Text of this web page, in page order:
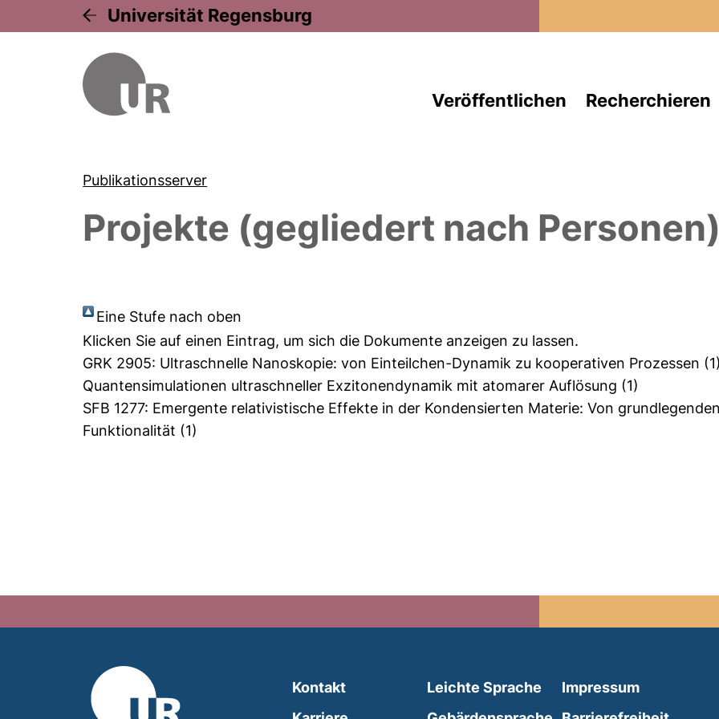
Universität Regensburg
Veröffentlichen Recherchieren
Publikationsserver
Projekte (gegliedert nach Personen)
Eine Stufe nach oben
Klicken Sie auf einen Eintrag, um sich die Dokumente anzeigen zu lassen.
GRK 2905: Ultraschnelle Nanoskopie: von Einteilchen-Dynamik zu kooperativen Prozessen (1)
Quantensimulationen ultraschneller Exzitonendynamik mit atomarer Auflösung (1)
SFB 1277: Emergente relativistische Effekte in der Kondensierten Materie: Von
Funktionalität (1)
Kontakt
Leichte Sprache (external link, opens in a
Impressum